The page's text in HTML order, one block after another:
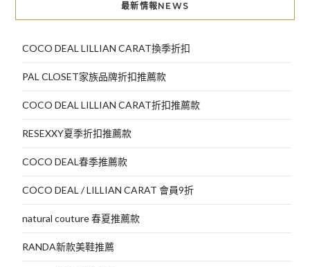
覽
最新情報NEWS
COCO DEAL LILLIAN CARAT換季折扣
PAL CLOSET家族品牌折扣推薦款
COCO DEAL LILLIAN CARAT折扣推薦款
RESEXXY夏季折扣推薦款
COCO DEAL春季推薦款
COCO DEAL / LILLIAN CARAT 會員9折
natural couture 春夏推薦款
RANDA新款美鞋推薦